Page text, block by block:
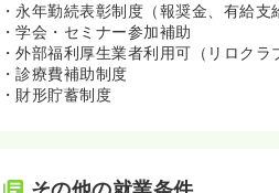
・永年勤続表彰制度（報奨金、有給支
・学会・セミナー参加補助
・外部福利厚生業者利用可（リロクラ
・診療費補助制度
・財形貯蓄制度